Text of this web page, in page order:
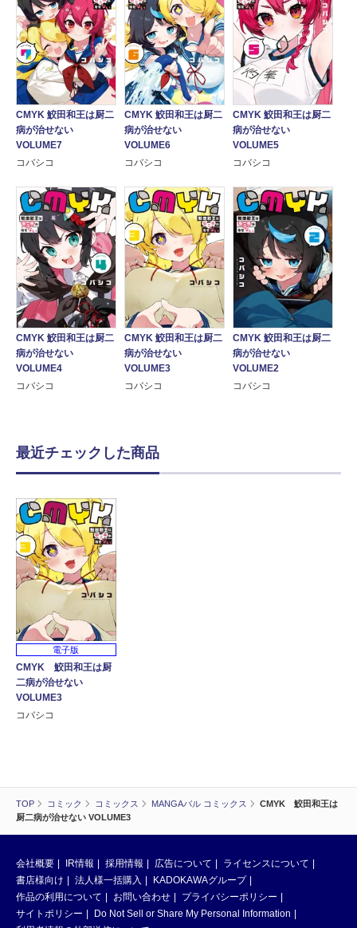
TOP コミック コミックス MANGAバル コミックス
CMYK 鮫田和王は
厨二病が治せない VOLUME3
CMYK 鮫田和王は厨二
病が治せない
VOLUME7
コバシコ
CMYK 鮫田和王は厨二
病が治せない
VOLUME6
コバシコ
CMYK 鮫田和王は厨二
病が治せない
VOLUME5
コバシコ
CMYK 鮫田和王は厨二
病が治せない
VOLUME4
コバシコ
CMYK 鮫田和王は厨二
病が治せない
VOLUME3
コバシコ
CMYK 鮫田和王は厨二
病が治せない
VOLUME2
コバシコ
最近チェックした商品
電子版
CMYK 鮫田和王は厨
二病が治せない
VOLUME3
コバシコ
会社概要 IR情報 採用情報 広告について
ライセンスについて
書店様向け
法人様一括購入
KADOKAWAグループ
作品の利用について
お問い合わせ
プライバシーポリシー
サイトポリシー
Do Not Sell or Share My Personal Information